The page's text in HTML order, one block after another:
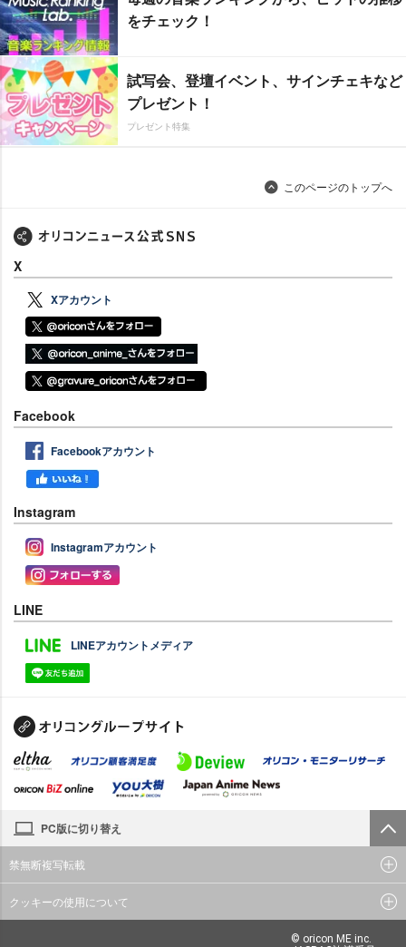
をチェック！
試写会、登壇イベント、サインチェキなど
プレゼント！
プレゼント特集
このページのトップへ
X
Xアカウント
Facebook
Facebookアカウント
Instagram
Instagramアカウント
LINE
LINEアカウントメディア
PC版に切り替え
禁無断複写転載
クッキーの使用について
© oricon ME inc.